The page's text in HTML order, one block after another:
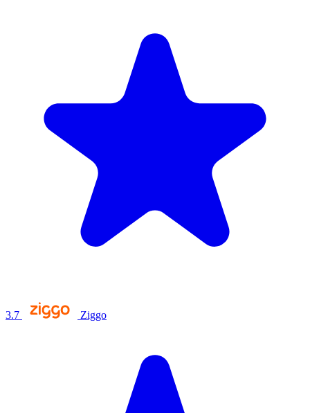
3.7 Ziggo